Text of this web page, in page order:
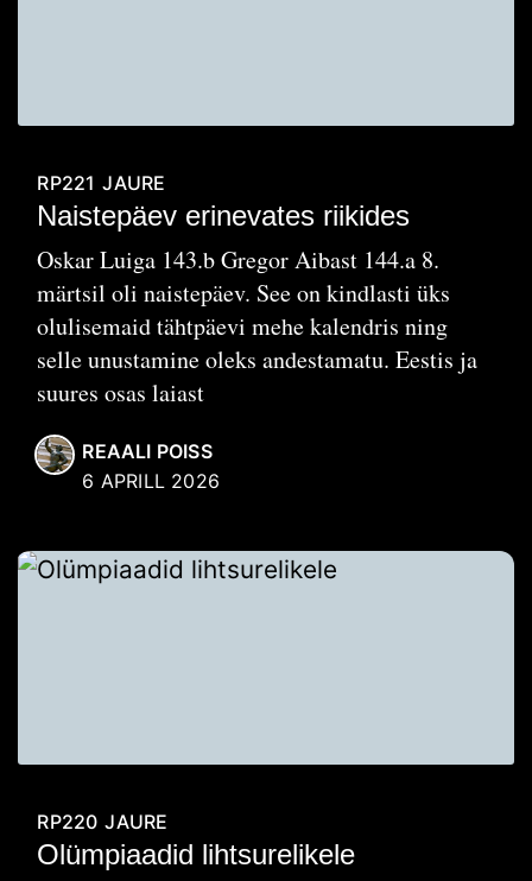
RP221 JAURE
Naistepäev erinevates riikides
Oskar Luiga 143.b Gregor Aibast 144.a 8.
märtsil oli naistepäev. See on kindlasti üks
olulisemaid tähtpäevi mehe kalendris ning
selle unustamine oleks andestamatu. Eestis ja
suures osas laiast
REAALI POISS
6 APRILL 2026
RP220 JAURE
Olümpiaadid lihtsurelikele